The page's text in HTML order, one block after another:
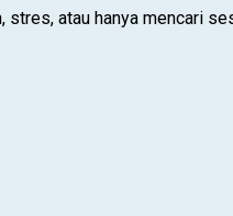
stres, atau hanya mencari